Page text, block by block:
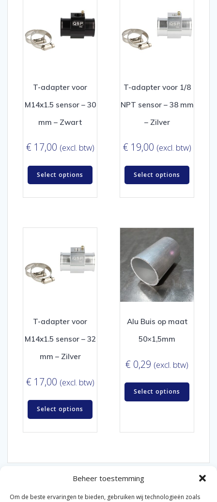
Beheer toestemming
Om de beste ervaringen te bieden, gebruiken wij technologieën zoals
T-adapter voor
M14x1.5 sensor – 30
mm – Zwart
€ 17,00 (excl. btw)
Select options
T-adapter voor 1/8
NPT sensor – 38 mm
– Zilver
€ 19,00 (excl. btw)
Select options
T-adapter voor
M14x1.5 sensor – 32
mm – Zilver
€ 17,00 (excl. btw)
Select options
Alu Buis op maat
50×1,5mm
€ 0,29 (excl. btw)
Select options